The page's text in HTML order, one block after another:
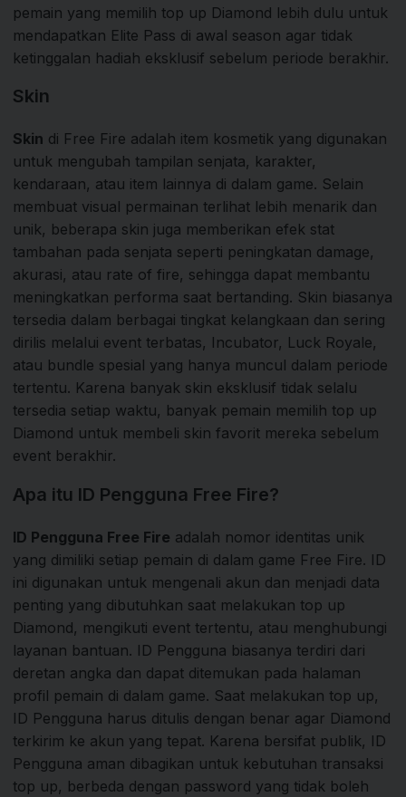
pemain yang memilih top up Diamond lebih dulu untuk
mendapatkan Elite Pass di awal season agar tidak
ketinggalan hadiah eksklusif sebelum periode berakhir.
Skin
Skin di Free Fire adalah item kosmetik yang digunakan
untuk mengubah tampilan senjata, karakter,
kendaraan, atau item lainnya di dalam game. Selain
membuat visual permainan terlihat lebih menarik dan
unik, beberapa skin juga memberikan efek stat
tambahan pada senjata seperti peningkatan damage,
akurasi, atau rate of fire, sehingga dapat membantu
meningkatkan performa saat bertanding. Skin biasanya
tersedia dalam berbagai tingkat kelangkaan dan sering
dirilis melalui event terbatas, Incubator, Luck Royale,
atau bundle spesial yang hanya muncul dalam periode
tertentu. Karena banyak skin eksklusif tidak selalu
tersedia setiap waktu, banyak pemain memilih top up
Diamond untuk membeli skin favorit mereka sebelum
event berakhir.
Apa itu ID Pengguna Free Fire?
ID Pengguna Free Fire adalah nomor identitas unik
yang dimiliki setiap pemain di dalam game Free Fire. ID
ini digunakan untuk mengenali akun dan menjadi data
penting yang dibutuhkan saat melakukan top up
Diamond, mengikuti event tertentu, atau menghubungi
layanan bantuan. ID Pengguna biasanya terdiri dari
deretan angka dan dapat ditemukan pada halaman
profil pemain di dalam game. Saat melakukan top up,
ID Pengguna harus ditulis dengan benar agar Diamond
terkirim ke akun yang tepat. Karena bersifat publik, ID
Pengguna aman dibagikan untuk kebutuhan transaksi
top up, berbeda dengan password yang tidak boleh